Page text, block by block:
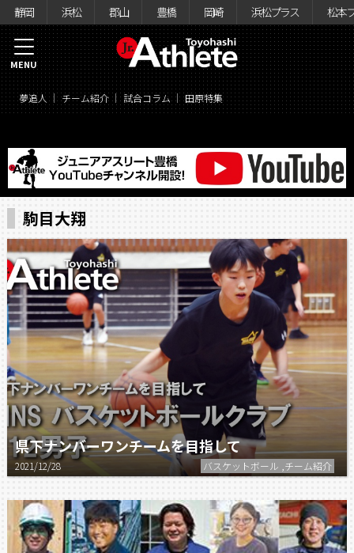
静岡 浜松 郡山 豊橋 岡崎 浜松プラス 松本
夢追人 チーム紹介 試合コラム 田原特集
MENU
駒目大翔
県下ナンバーワンチームを目指して
2021/12/28 バスケットボール ,チーム紹介